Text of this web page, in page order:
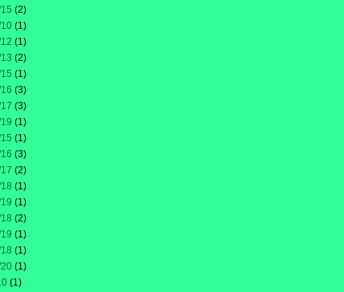
(2)
(1)
(1)
(2)
(1)
(3)
(3)
(1)
(1)
(3)
(2)
(1)
(1)
(2)
(1)
(1)
(1)
(1)